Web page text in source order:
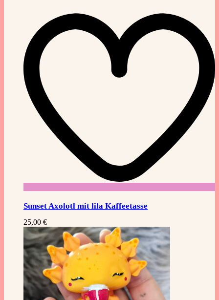
Sunset Axolotl mit lila Kaffeetasse
25,00 €